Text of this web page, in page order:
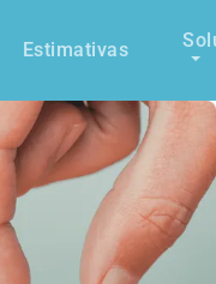
Estimativas